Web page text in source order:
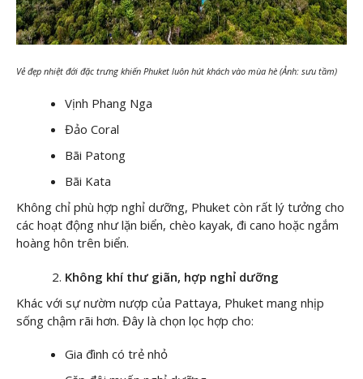
Vẻ đẹp nhiệt đới đặc trưng khiến Phuket luôn hút khách vào mùa hè (Ảnh: sưu tầm)
Vịnh Phang Nga
Đảo Coral
Bãi Patong
Bãi Kata
Không chỉ phù hợp nghỉ dưỡng, Phuket còn rất lý tưởng cho
các hoạt động như lặn biển, chèo kayak, đi cano hoặc ngắm
hoàng hôn trên biển.
Không khí thư giãn, hợp nghỉ dưỡng
Khác với sự nườm nượp của Pattaya, Phuket mang nhịp
sống chậm rãi hơn. Đây là chọn lọc hợp cho:
Gia đình có trẻ nhỏ